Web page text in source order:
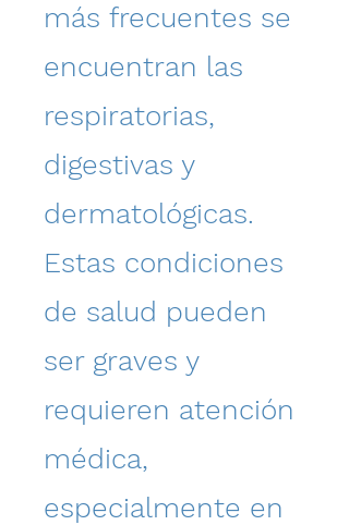
más frecuentes se
encuentran las
respiratorias,
digestivas y
dermatológicas.
Estas condiciones
de salud pueden
ser graves y
requieren atención
médica,
especialmente en